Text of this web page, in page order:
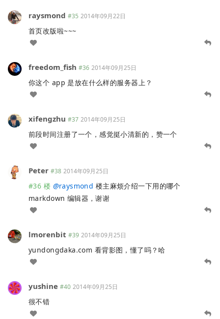
raysmond #35 2014年09月22日
首页改版啦~~~
freedom_fish #36 2014年09月25日
你这个 app 是放在什么样的服务器上？
xifengzhu #37 2014年09月25日
前段时间注册了一个，感觉挺小清新的，赞一个
Peter #38 2014年09月25日
#36 楼 @raysmond 楼主麻烦介绍一下用的哪个
markdown 编辑器，谢谢
lmorenbit #39 2014年09月25日
yundongdaka.com 看背影图，懂了吗？哈
yushine #40 2014年09月25日
很不错